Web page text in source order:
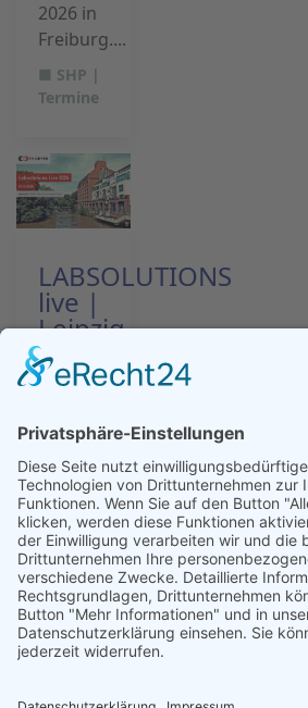
2026 in
Freiburg....
■ SHP |
Termine
LABSOLUTIONS
live |
Leipzig
SHP
Steriltechnik
der
LABSOLUTIONS
live
2026 in
Leipzig....
■ SHP |
Termine